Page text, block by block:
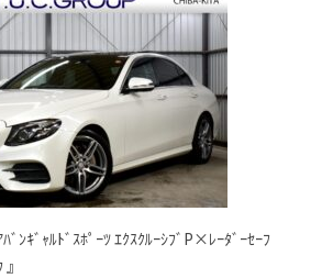
ﾊﾞﾝｷﾞｬﾙﾄﾞｽﾎﾟｰﾂ ｴｸｽｸﾙｰｼﾌﾞP×ﾚｰﾀﾞｰｾｰﾌ